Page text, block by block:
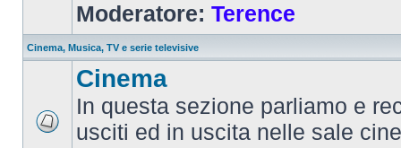
Moderatore: Terence
Cinema, Musica, TV e serie televisive
Cinema
In questa sezione parliamo e
usciti ed in uscita nelle sale